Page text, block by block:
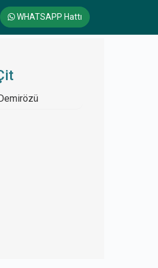
WHATSAPP Hattı